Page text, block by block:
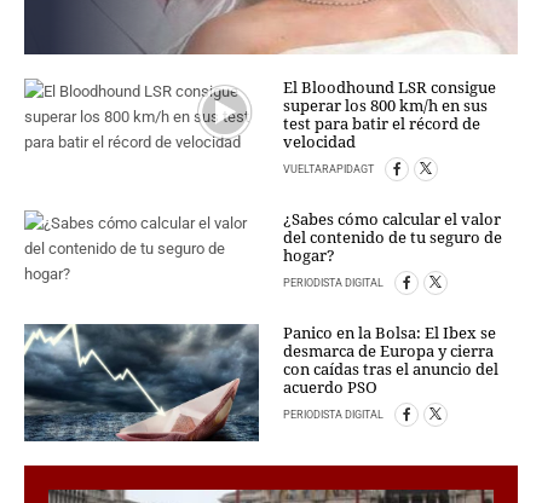
ESCAPARATE
24X7
LA BURBUJA
BLOGS
VÍDEOS
ORGANISMOS
LUGARES
AUTORES
HEMEROTECA
SERVICIOS
El Bloodhound LSR consigue
superar los 800 km/h en sus
test para batir el récord de
velocidad
VUELTARAPIDAGT
¿Sabes cómo calcular el valor
del contenido de tu seguro de
hogar?
PERIODISTA DIGITAL
Panico en la Bolsa: El Ibex se
desmarca de Europa y cierra
con caídas tras el anuncio del
acuerdo PSO
PERIODISTA DIGITAL